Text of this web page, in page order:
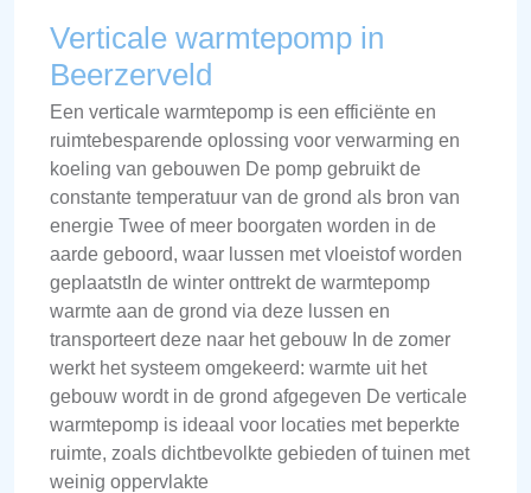
Verticale warmtepomp in
Beerzerveld
Een verticale warmtepomp is een efficiënte en
ruimtebesparende oplossing voor verwarming en
koeling van gebouwen De pomp gebruikt de
constante temperatuur van de grond als bron van
energie Twee of meer boorgaten worden in de
aarde geboord, waar lussen met vloeistof worden
geplaatstIn de winter onttrekt de warmtepomp
warmte aan de grond via deze lussen en
transporteert deze naar het gebouw In de zomer
werkt het systeem omgekeerd: warmte uit het
gebouw wordt in de grond afgegeven De verticale
warmtepomp is ideaal voor locaties met beperkte
ruimte, zoals dichtbevolkte gebieden of tuinen met
weinig oppervlakte